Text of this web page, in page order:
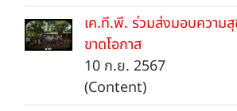
เค.ที.พี. ร่วมส่งมอบความ
ขาดโอกาส
10 ก.ย. 2567
(Content)